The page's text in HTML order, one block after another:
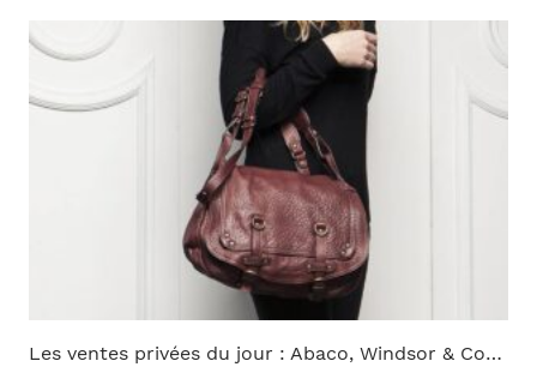
Les ventes privées du jour : Abaco, Windsor & Co…